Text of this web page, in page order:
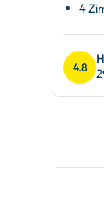
4
4.8